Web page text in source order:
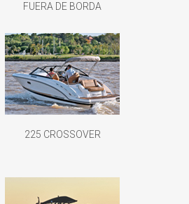
FUERA DE BORDA
225 CROSSOVER